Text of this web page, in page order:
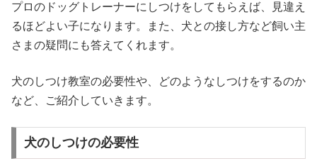
プロのドッグトレーナーにしつけをしてもらえば、見違え
るほどよい子になります。また、犬との接し方など飼い主
さまの疑問にも答えてくれます。
犬のしつけ教室の必要性や、どのようなしつけをするのか
など、ご紹介していきます。
犬のしつけの必要性